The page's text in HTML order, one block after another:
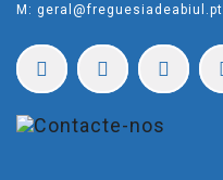
M: geral@freguesiadeabiul.pt